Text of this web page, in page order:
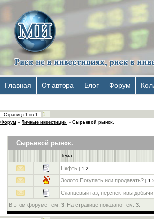
Главная От автора Блог Форум
Страница 1 из 1 1
Форум » Личные инвестиции » Сырьевой рынок.
Сырьевой рынок.
Тема
Нефть [ 1 2]
Золото.Покупать или продавать? [ 1 2
Сланцевый газ, перспективы добычи
В этом форуме тем: 3. На странице показано тем: 3.